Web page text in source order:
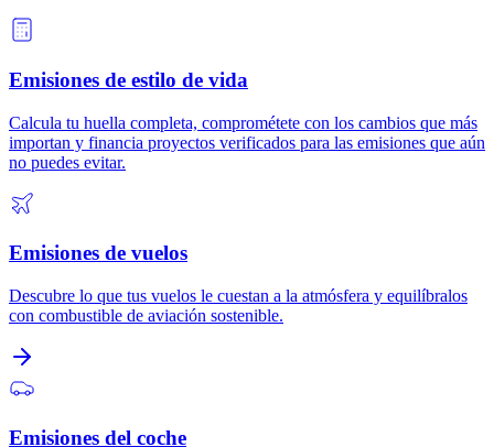
Emisiones de estilo de vida
Calcula tu huella completa, comprométete con los cambios que más
importan y financia proyectos verificados para las emisiones que aún
no puedes evitar.
Emisiones de vuelos
Descubre lo que tus vuelos le cuestan a la atmósfera y equilíbralos
con combustible de aviación sostenible.
Emisiones del coche